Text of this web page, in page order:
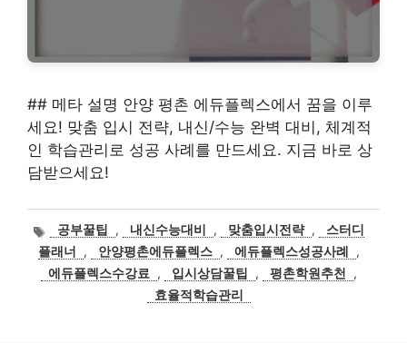
## 메타 설명 안양 평촌 에듀플렉스에서 꿈을 이루
세요! 맞춤 입시 전략, 내신/수능 완벽 대비, 체계적
인 학습관리로 성공 사례를 만드세요. 지금 바로 상
담받으세요!
태
그
공부꿀팁 , 내신수능대비 , 맞춤입시전략 ,
스터디
플래너
, 안양평촌에듀플렉스 , 에듀플렉스성공사례
,
에듀플렉스수강료
, 입시상담꿀팁 , 평촌학원추천
,
효율적학습관리